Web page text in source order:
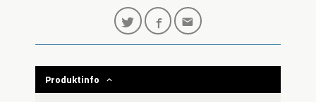
Produktinfo